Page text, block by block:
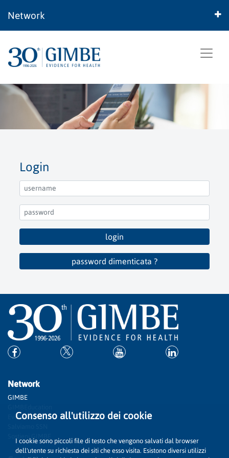
Network
Login
login
password dimenticata ?
Network
GIMBE
Evidence
Sostieni GIMBE
Consenso all'utilizzo dei cookie
I cookie sono piccoli file di testo che vengono salvati dal browser
dell'utente su richiesta dei siti che esso visita. Esistono diversi utilizzi